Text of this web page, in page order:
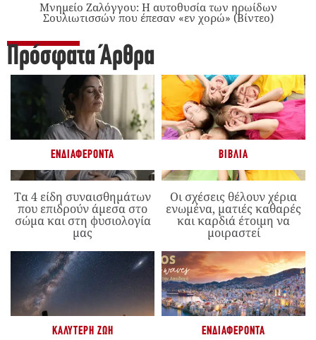
Μνημείο Ζαλόγγου: Η αυτοθυσία των ηρωίδων
Σουλιωτισσών που έπεσαν «εν χορώ» (Βίντεο)
Πρόσφατα Άρθρα
ΕΝΔΙΑΦΈΡΟΝΤΑ
Τα 4 είδη συναισθημάτων
που επιδρούν άμεσα στο
σώμα και στη φυσιολογία
μας
ΒΙΒΛΊΑ
Οι σχέσεις θέλουν χέρια
ενωμένα, ματιές καθαρές
και καρδιά έτοιμη να
μοιραστεί
ΚΑΛΎΤΕΡΗ ΖΩΉ ΕΝΔΙΑΦΈΡΟΝΤΑ